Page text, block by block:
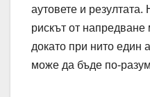
аутовете и
рискът от
докато при нито един
може да бъде по-